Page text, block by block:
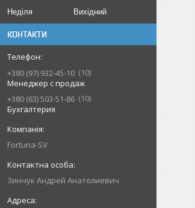
Неділя
Вихідний
КОНТАКТИ
+380 (97) 932-45-10
10
Менеджер с продаж
+380 (63) 503-51-86
10
Бухгалтерия
Fortuna-SV
Зинчук Андрей Анатолиевич